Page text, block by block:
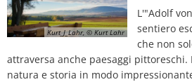
Kurt_J_Lahr, © Kurt Lahr
L'"Adolf
sentiero
che non
attraversa anche paesaggi pittoreschi.
natura e storia in modo